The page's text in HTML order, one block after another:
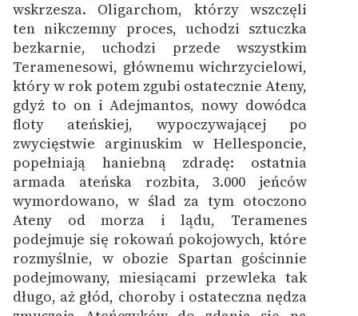
wskrzesza. Oligarchom, którzy wszczęli
ten nikczemny proces, uchodzi sztuczka
bezkarnie, uchodzi przede wszystkim
Teramenesowi, głównemu wichrzycielowi,
który w rok potem zgubi ostatecznie Ateny,
gdyż to on i Adejmantos, nowy dowódca
floty ateńskiej, wypoczywającej po
zwycięstwie arginuskim w Hellesponcie,
popełniają haniebną zdradę: ostatnia
armada ateńska rozbita, 3.000 jeńców
wymordowano, w ślad za tym otoczono
Ateny od morza i lądu, Teramenes
podejmuje się rokowań pokojowych, które
rozmyślnie, w obozie Spartan gościnnie
podejmowany, miesiącami przewleka tak
długo, aż głód, choroby i ostateczna nędza